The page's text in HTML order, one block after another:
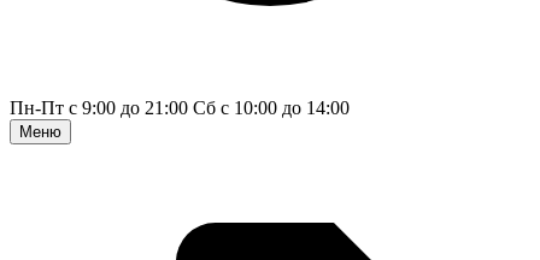
Пн-Пт с 9:00 до 21:00 Сб с 10:00 до 14:00
Меню